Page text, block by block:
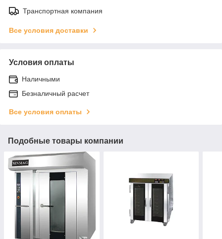
Транспортная компания
Все условия доставки
Условия оплаты
Наличными
Безналичный расчет
Все условия оплаты
Подобные товары компании